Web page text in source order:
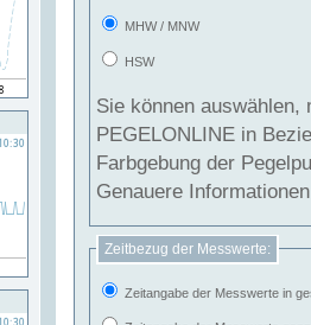
MHW / MNW
HSW
Sie können
PEGELONLINE in Beziehung
Farbgebung der
Genauere
Zeitbezug der Messwerte:
Zeitangabe der Messwerte in